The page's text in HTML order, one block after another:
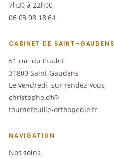
7h30 à 22h00
06 03 08 18 64
CABINET DE SAINT-GAUDENS
51 rue du Pradet
31800 Saint-Gaudens
Le vendredi, sur rendez-vous
christophe.df@
tournefeuille-orthopedie.fr
NAVIGATION
Nos soins